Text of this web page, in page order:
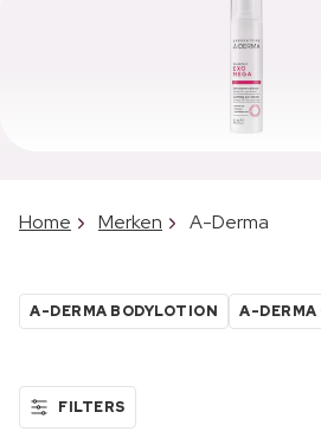
Home Merken A-Derma
A-DERMA BODYLOTION A-DERMA
FILTERS